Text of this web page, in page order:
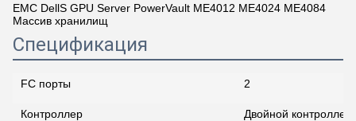
EMC DellS GPU Server PowerVault ME4012 ME4024 ME4084
Массив хранилищ
Спецификация
FC порты 2
Контроллер Двойной